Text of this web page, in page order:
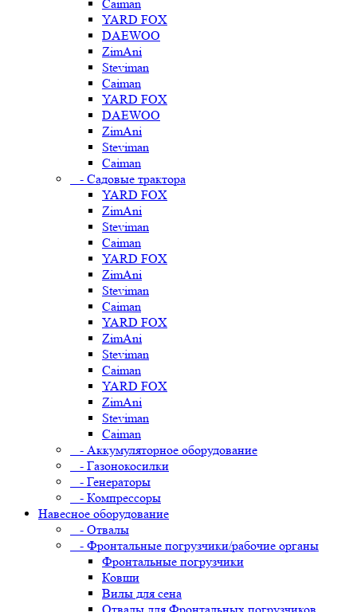
Caiman
YARD FOX
DAEWOO
ZimAni
Steviman
Caiman
YARD FOX
DAEWOO
ZimAni
Steviman
Caiman
- Садовые трактора
YARD FOX
ZimAni
Steviman
Caiman
YARD FOX
ZimAni
Steviman
Caiman
YARD FOX
ZimAni
Steviman
Caiman
YARD FOX
ZimAni
Steviman
Caiman
- Аккумуляторное оборудование
- Газонокосилки
- Генераторы
- Компрессоры
Навесное оборудование
- Отвалы
- Фронтальные погрузчики/рабочие органы
Фронтальные погрузчики
Ковши
Вилы для сена